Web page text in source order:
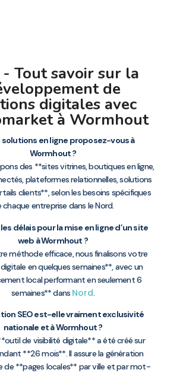
- Tout savoir sur la
de
digitales avec
à Wormhout
solutions en ligne proposez-vous à
Wormhout ?
des **sites vitrines, boutiques en ligne,
plateformes relationnelles, solutions
clients**, selon les besoins spécifiques
chaque entreprise dans le Nord.
délais pour la mise en ligne d’un site
web à Wormhout ?
méthode efficace, nous finalisons votre
en quelques semaines**, avec un
local performant en seulement 6
semaines** dans Nord.
SEO est-elle vraiment exclusivité
nationale et à Wormhout ?
de visibilité digitale** a été créé sur
**26 mois**. Il assure la génération
de **pages locales** par ville et par mot-